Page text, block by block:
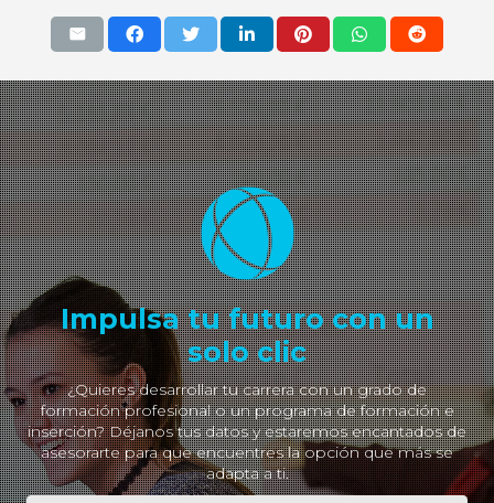
Impulsa tu futuro con un
solo clic
¿Quieres desarrollar tu carrera con un grado de
formación profesional o un programa de formación e
inserción? Déjanos tus datos y estaremos encantados de
asesorarte para que encuentres la opción que más se
adapta a ti.